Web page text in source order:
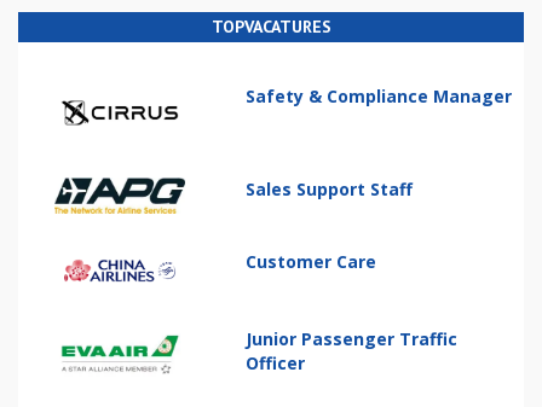
TOPVACATURES
Safety & Compliance Manager
Sales Support Staff
Customer Care
Junior Passenger Traffic
Officer